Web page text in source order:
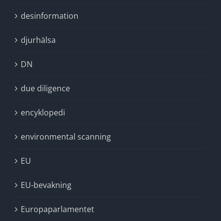
desinformation
djurhälsa
DN
due diligence
encyklopedi
environmental scanning
EU
EU-bevakning
Europaparlamentet